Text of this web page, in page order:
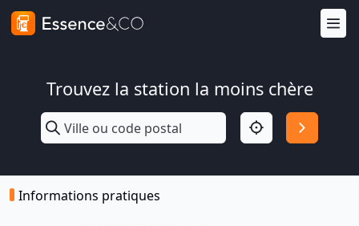
Trouvez la station la moins chère
Informations pratiques